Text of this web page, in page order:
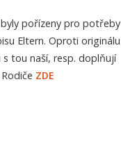
pořízeny pro potřeby
Eltern. Oproti originálu
s tou naší, resp. doplňují
ZDE